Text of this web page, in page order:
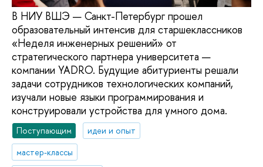
В НИУ ВШЭ — Санкт-Петербург прошел
образовательный интенсив для старшеклассников
«Неделя инженерных решений» от
стратегического партнера университета —
компании YADRO. Будущие абитуриенты решали
задачи сотрудников технологических компаний,
изучали новые языки программирования и
конструировали устройства для умного дома.
Поступающим
идеи и опыт
мастер-классы